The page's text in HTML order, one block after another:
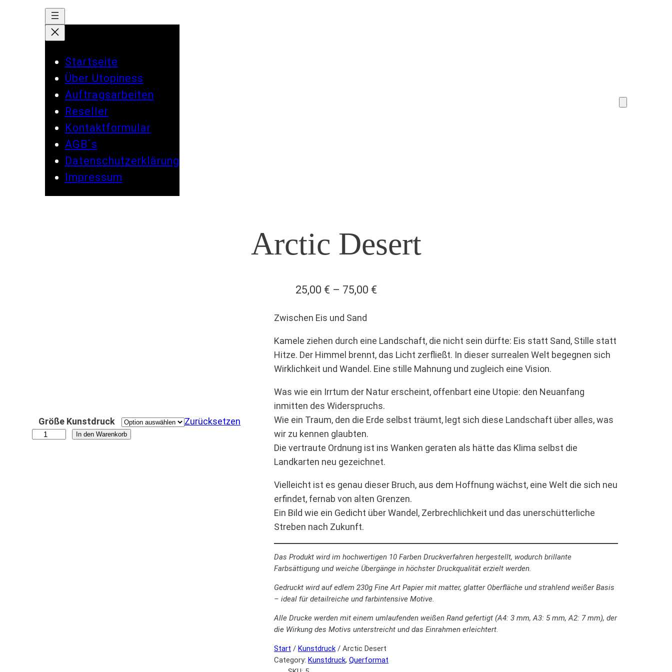
Startseite
Über Utopiness
Auftragsarbeiten
Reseller
Kontaktformular
AGB´s
Datenschutzerklärung
Impressum
Arctic Desert
25,00 € – 75,00 €Preisspanne:
75,00 €
Größe Kunstdruck
Zurücksetzen
In den Warenkorb
Zwischen Eis und Sand
Kamele ziehen durch eine Landschaft, die nicht sein dürfte: Eis statt Sand, Stille statt
Hitze. Der Himmel brennt, das Licht zerfließt. In dieser surrealen Welt begegnen sich
Wirklichkeit und Wandel. Eine stille Mahnung und zugleich eine Vision.
Was wie ein Irrtum der Natur erscheint, offenbart eine Utopie: den Neuanfang
inmitten des Widerspruchs.
Wie ein Traum, den die Erde selbst träumt, legt sich diese Landschaft über alles, was
wir zu kennen glaubten.
Die vertraute Ordnung ist ins Wanken geraten als hätte das Klima selbst die
Landkarten neu gezeichnet.
Vielleicht ist es genau dieser Bruch, aus dem Hoffnung wächst, eine Welt die sich neu
erfindet, fernab von alten Grenzen.
Ein Bild wie ein Gedicht über Wandel, Zerbrechlichkeit und das unerschütterliche
Streben nach Zukunft.
Das Produkt wird im hochwertigen 10 Farben Druckverfahren hergestellt, wodurch brillante
Farbsättigung und weiche Übergänge in höchster Druckqualität erzielt werden.
Gedruckt wird auf edlem 230g Fine Art Papier mit matter, glatter Oberfläche und strahlend weißer Basis
– ideal für detailreiche und farbintensive Motive.
Alle Drucke werden mit einem umlaufenden weißen Rand gefertigt (A4: 3 mm, A3: 5 mm, A2: 7 mm), der
die Wirkung des Motivs unterstreicht und das Einrahmen erleichtert.
Start / Kunstdruck / Arctic Desert
Category: Kunstdruck, Querformat